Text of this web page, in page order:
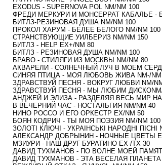
EXODUS - SUPERNOVA POL NM/NM 100
ФРЕДИ МЕРКУРИ И МОНСЕРРАТ КАБАЛЬЕ -
БИТЛЗ-РЕЗИНОВАЯ ДУША NM/NM 100
ПРОКОЛ ХАРУМ - БЕЛЕЕ БЕЛОГО NM/NM 100
СТРАНСТВУЮЩИЕ УИЛБЕРИЗ NM/NM 150
БИТЛЗ - HELP EX+/NM 80
БИТЛЗ - РЕЗИНОВАЯ ДУША NM/NM 100
БРАВО - СТИЛЯГИ ИЗ МОСКВЫ NM/NM 80
АКВАРЕЛИ - СОЛНЕЧНЫЙ ЛУЧ В МОЕМ
СИНЯЯ ПТИЦА - МОЯ ЛЮБОВЬ ЖИВА NM-/NM
ЗДРАВСТВУЙ ПЕСНЯ - ВОКРУГ ЛЮБВИ NM/
ЗДРАВСТВУЙ ПЕСНЯ - МЫ ЛЮБИМ ДИСКОNM/
АНДЖЕЙ И ЭЛИЗА - РАЗДЕЛЯЯ ВЕСЬ МИР НА
В ВЕЧЕРНИЙ ЧАС - НОСТАЛЬГИЯ NM/NM 40
НИНО РОССО И ЕГО ОРКЕСТР EX/NM 50
БОЯН КОДРИЧ - ТЫ МОЯ ПОЭЗИЯ NM/NM 100
ЗОЛОТI КЛЮЧI - УКРАIНСЬКI НАРОДНI ПIСНI
АЛЕКСАНДР ДОБРЫНИН - НОЧНЫЕ ЦВЕТЫ
МЗИУРИ - НАШ ДРУГ БУРАТИНО EX-/TX 30
ДАВИД ТУХМАНОВ - ПО ВОЛНЕ МОЕЙ
ДАВИД ТУХМАНОВ - ЭТА ВЕСЕЛАЯ ПЛАНЕТА